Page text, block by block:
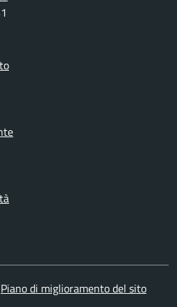
Piano di miglioramento del sito